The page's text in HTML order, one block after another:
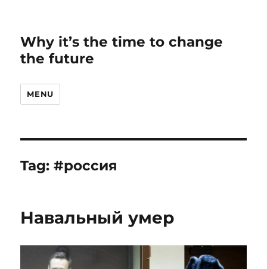
Why it’s the time to change
the future
MENU
Tag:#россия
Навальный умер